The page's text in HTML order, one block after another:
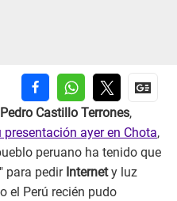
Pedro Castillo Terrones,
ayer en Chota,
peruano ha tenido que
" para pedirInternety luz
el Perú recién pudo